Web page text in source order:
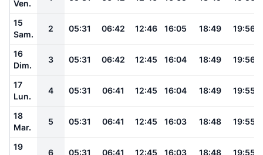
Ven.
15
Sam.
2 05:31 06:42 12:46 16:05 18:49 19:56
16
Dim.
3 05:31 06:42 12:45 16:04 18:49 19:56
17
Lun.
4 05:31 06:41 12:45 16:04 18:49 19:55
18
Mar.
5 05:31 06:41 12:45 16:03 18:48 19:55
19
6 05:31 06:41 12:45 16:03 18:48 19:55